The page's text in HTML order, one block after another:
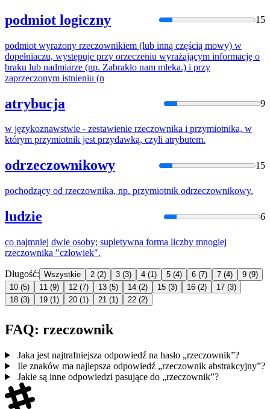
podmiot logiczny 15
podmiot wyrażony rzeczownikiem (lub inną częścią mowy) w
dopełniaczu, występuje przy orzeczeniu wyrażającym informację o
braku lub nadmiarze (np. Zabrakło nam mleka.) i przy
zaprzeczonym istnieniu (n
atrybucja 9
w językoznawstwie - zestawienie rzeczownika i przymiotnika, w
którym przymiotnik jest przydawką, czyli atrybutem.
odrzeczownikowy 15
pochodzący od rzeczownika, np. przymiotnik odrzeczownikowy.
ludzie 6
co najmniej dwie osoby; supletywna forma liczby mnogiej
rzeczownika "człowiek".
Długość: Wszystkie 2 (2) 3 (3) 4 (1) 5 (4) 6 (7) 7 (4) 9 (9)
10 (5) 11 (9) 12 (7) 13 (5) 14 (2) 15 (3) 16 (2) 17 (3)
18 (3) 19 (1) 20 (1) 21 (1) 22 (2)
FAQ: rzeczownik
Jaka jest najtrafniejsza odpowiedź na hasło „rzeczownik”?
Ile znaków ma najlepsza odpowiedź „rzeczownik abstrakcyjny”?
Jakie są inne odpowiedzi pasujące do „rzeczownik”?